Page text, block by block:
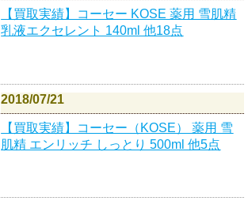
【買取実績】コーセー KOSE 薬用 雪肌精
乳液エクセレント 140ml 他18点
2018/07/21
【買取実績】コーセー（KOSE） 薬用 雪
肌精 エンリッチ しっとり 500ml 他5点